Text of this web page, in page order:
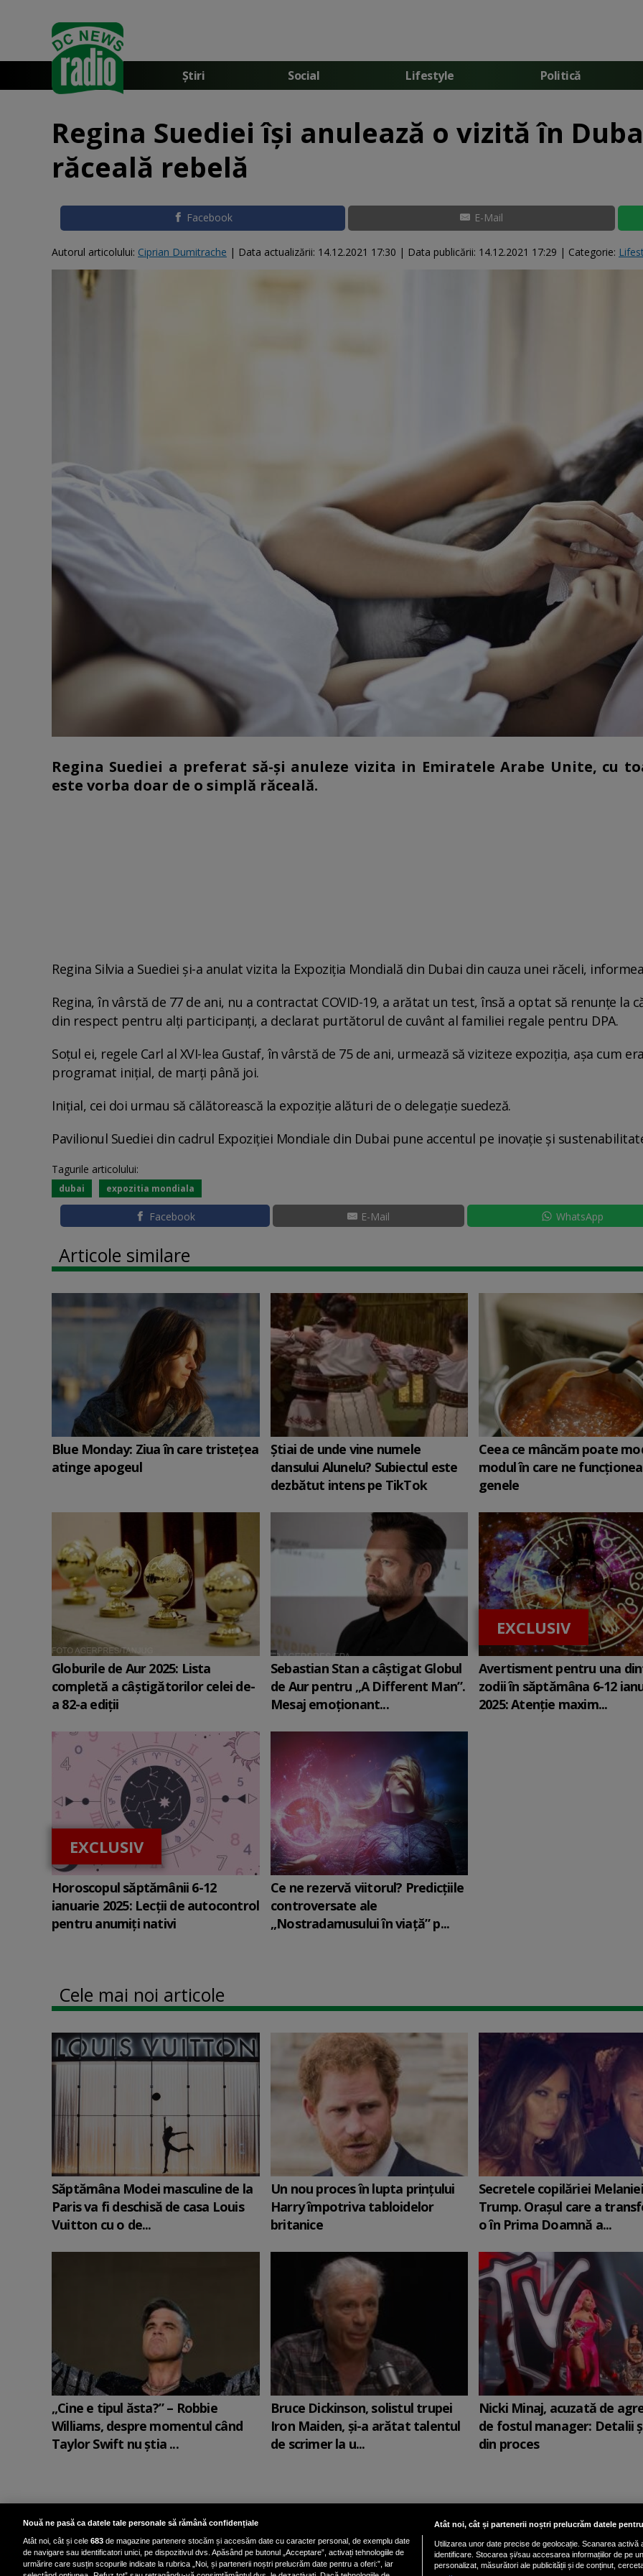
Știri Social Lifestyle Politică
Regina Suediei își anulează o vizită în
răceală rebelă
Facebook E-Mail
Autorul articolului: Ciprian Dumitrache | Data actualizării: 14.12.2021 17:30 | Data publicării: 14.12.2021 17:29 | Categorie:
Regina Suediei a preferat să-și anuleze vizita in Emiratele Arabe Unite, cu
este vorba doar de o simplă răceală.
Regina Silvia a Suediei şi-a anulat vizita la Expoziţia Mondială din Dubai din cauza unei răceli,
Regina, în vârstă de 77 de ani, nu a contractat COVID-19, a arătat un test, însă a optat să renunţe la
din respect pentru alţi participanţi, a declarat purtătorul de cuvânt al familiei regale pentru DPA.
Soţul ei, regele Carl al XVI-lea Gustaf, în vârstă de 75 de ani, urmează să viziteze expoziţia, aşa cum era
programat iniţial, de marţi până joi.
Iniţial, cei doi urmau să călătorească la expoziţie alături de o delegaţie suedeză.
Pavilionul Suediei din cadrul Expoziţiei Mondiale din Dubai pune accentul pe inovaţie şi
Tagurile articolului:
dubai expozitia mondiala
Facebook E-Mail WhatsApp
Articole similare
Blue Monday: Ziua în care tristețea
atinge apogeul
Știai de unde vine numele
dansului Alunelu? Subiectul este
dezbătut intens pe TikTok
Ceea ce mâncăm poate
modul în care ne
genele
Globurile de Aur 2025: Lista
completă a câștigătorilor celei de-
a 82-a ediții
Sebastian Stan a câștigat Globul
de Aur pentru „A Different Man”.
Mesaj emoționant...
EXCLUSIV
Avertisment pentru una
zodii în săptămâna 6-12
2025: Atenție maxim...
EXCLUSIV
Horoscopul săptămânii 6-12
ianuarie 2025: Lecții de autocontrol
pentru anumiți nativi
Ce ne rezervă viitorul? Predicțiile
controversate ale
„Nostradamusului în viață” p...
Cele mai noi articole
Săptămâna Modei masculine de la
Paris va fi deschisă de casa Louis
Vuitton cu o de...
Un nou proces în lupta prinţului
Harry împotriva tabloidelor
britanice
Secretele copilăriei Melaniei
Trump. Orașul care a
o în Prima Doamnă a...
„Cine e tipul ăsta?” – Robbie
Williams, despre momentul când
Taylor Swift nu știa ...
Bruce Dickinson, solistul trupei
Iron Maiden, şi-a arătat talentul
de scrimer la u...
Nicki Minaj, acuzată de
de fostul manager: Detalii
din proces
Vezi versiune mobil
Nouă ne pasă ca datele tale personale să rămână confidențiale
Atât noi, cât și cele 683 de magazine partenere stocăm și accesăm date cu caracter personal, de exemplu date
de navigare sau identificatori unici, pe dispozitivul dvs. Apăsând pe butonul „Acceptare”, activați tehnologiile de
urmărire care susțin scopurile indicate la rubrica „Noi, și partenerii noștri prelucrăm date pentru a oferi:”, iar
Atât noi, cât și partenerii noștri prelucrăm datele
Utilizarea unor date precise de geolocație. Scanarea activă
identificare. Stocarea și/sau accesarea informațiilor de pe
personalizat, măsurători ale publicității și de conținut,